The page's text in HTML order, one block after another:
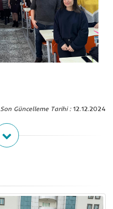
Son Güncelleme Tarihi :12.12.2024